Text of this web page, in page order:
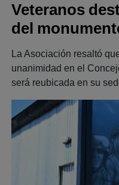
Veteranos
del
La Asociación resaltó
unanimidad en el
será reubicada en su